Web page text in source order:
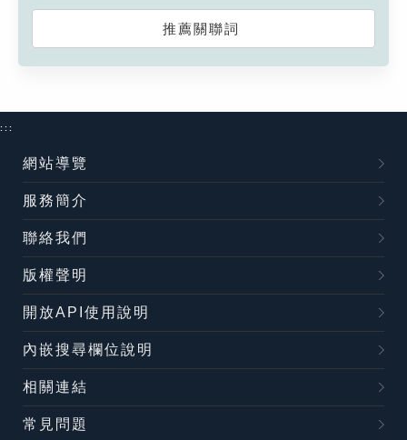
推薦關聯詞
:::
網站導覽
服務簡介
聯絡我們
版權聲明
開放API使用說明
內嵌搜尋欄位說明
相關連結
常見問題